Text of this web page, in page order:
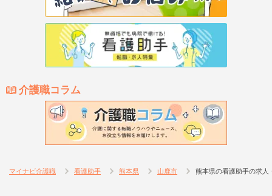
介護職コラム
マイナビ介護職 看護助手 熊本県 山鹿市 熊本県の看護助手の求人